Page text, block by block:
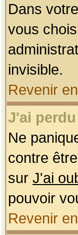
Dans
vous
invisible.
Revenir
J'ai
Ne
contre
sur J'ai
pouvoir
Revenir